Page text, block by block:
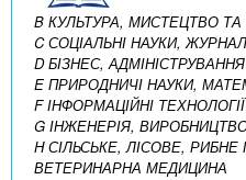
B КУЛЬТУРА, МИСТЕЦТВО ТА
C СОЦІАЛЬНІ НАУКИ,
D БІЗНЕС,
E ПРИРОДНИЧІ НАУКИ,
F ІНФОРМАЦІЙНІ ТЕХНОЛОГІЇ
G ІНЖЕНЕРІЯ,
H СІЛЬСЬКЕ, ЛІСОВЕ,
ВЕТЕРИНАРНА МЕДИЦИНА